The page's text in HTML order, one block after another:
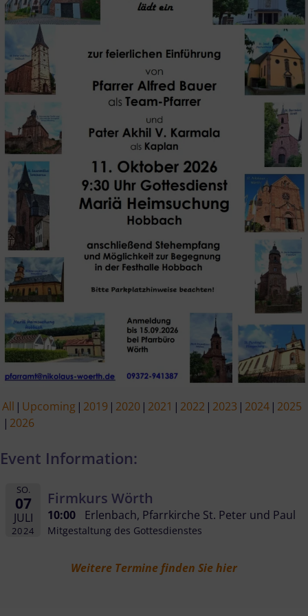
All Upcoming 2019 2020 2021 2022 2023 2024 2025
2026
Event Information:
SO.
07
JULI
2024
Firmkurs Wörth
10:00 Erlenbach, Pfarrkirche St. Peter und Paul
Mitgestaltung des Gottesdienstes
Weitere Termine finden Sie hier